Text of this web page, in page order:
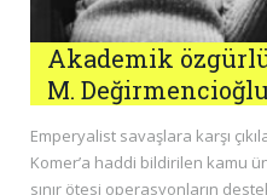
Akademik
M. Değirmencioğlu
Emperyalist savaşlara karşı
Komer’a haddi bildirilen kamu
sınır ötesi operasyonların